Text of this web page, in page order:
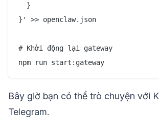
  }
}' >> openclaw.json
# Khởi động lại gateway
Bây giờ bạn có thể trò chuyện với
Telegram.